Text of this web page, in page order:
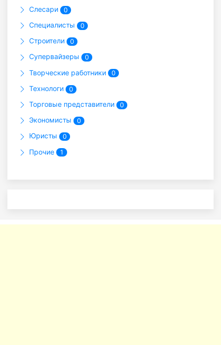
Слесари 0
Специалисты 0
Строители 0
Супервайзеры 0
Творческие работники 0
Технологи 0
Торговые представители 0
Экономисты 0
Юристы 0
Прочие 1